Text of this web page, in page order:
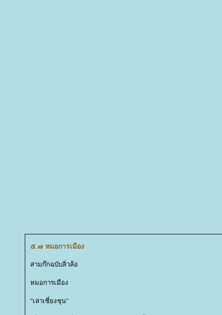
๕.๗ หมอการเมือง
สามก๊กฉบับลิ่วล้อ
หมอการเมือง
"เล่าเซี่ยงชุน"